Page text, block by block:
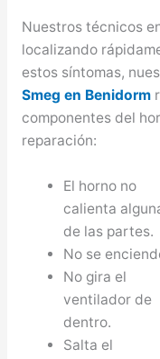
Nuestros técnicos
localizando
estos síntomas,
Smeg en Benidorm
componentes del
reparación:
El horno no
calienta
de las partes.
No se
No gira el
ventilador de
dentro.
Salta el